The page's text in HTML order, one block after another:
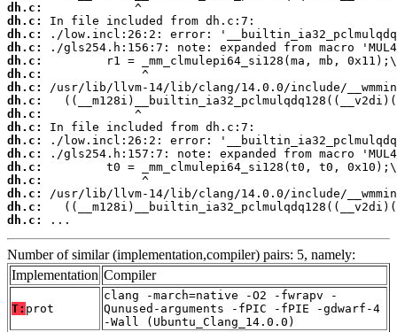
dh.c:
dh.c:
dh.c:
dh.c:
dh.c:
dh.c:
dh.c:
dh.c:
dh.c:
dh.c:
dh.c:
dh.c:
dh.c:
dh.c:
dh.c:
dh.c:
dh.c:
...
Number of similar (implementation,compiler) pairs: 5, namely:
Implementation Compiler
T: prot
clang -march=native -O2 -fwrapv -
Qunused-arguments -fPIC -fPIE -gdwarf-4
-Wall (Ubuntu_Clang_14.0.0)